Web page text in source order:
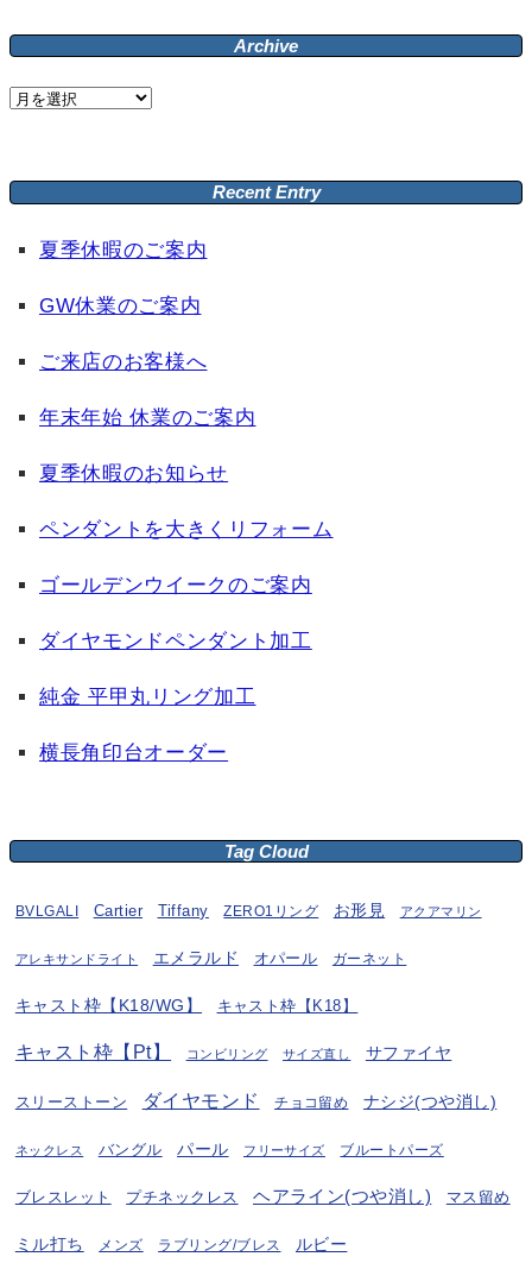
Archive
Archive
Recent Entry
夏季休暇のご案内
GW休業のご案内
ご来店のお客様へ
年末年始 休業のご案内
夏季休暇のお知らせ
ペンダントを大きくリフォーム
ゴールデンウイークのご案内
ダイヤモンドペンダント加工
純金 平甲丸リング加工
横長角印台オーダー
Tag Cloud
BVLGALI Cartier Tiffany ZERO1リング お形見 アクアマリン
アレキサンドライト エメラルド オパール ガーネット
キャスト枠【K18/WG】 キャスト枠【K18】
キャスト枠【Pt】 コンビリング サイズ直し サファイヤ
スリーストーン ダイヤモンド チョコ留め ナシジ(つや消し)
ネックレス バングル パール フリーサイズ ブルートパーズ
ブレスレット プチネックレス ヘアライン(つや消し) マス留め
ミル打ち メンズ ラブリング/ブレス ルビー